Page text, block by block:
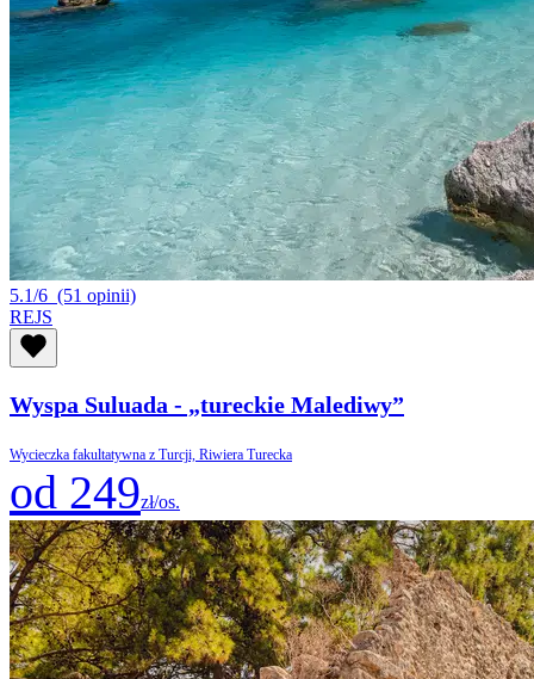
5.1/6 (51 opinii)
REJS
Wyspa Suluada - „tureckie Malediwy”
Wycieczka fakultatywna z Turcji, Riwiera Turecka
od 249zł/os.